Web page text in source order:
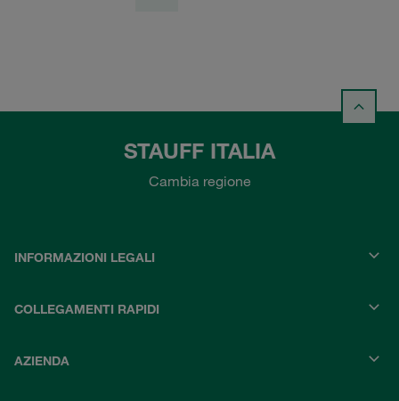
STAUFF ITALIA
Cambia regione
INFORMAZIONI LEGALI
COLLEGAMENTI RAPIDI
AZIENDA